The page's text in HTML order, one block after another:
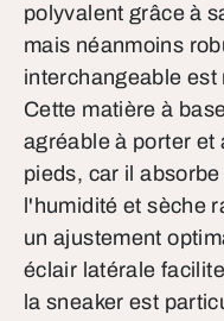
polyvalent grâce à
mais néanmoins
interchangeable
Cette matière à
agréable à porter et
pieds, car il
l'humidité et sèche
un ajustement
éclair latérale
la sneaker est